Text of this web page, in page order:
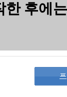
한 후에